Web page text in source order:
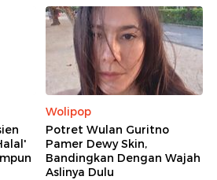
Wolipop
Potret Wulan Guritno
Pamer Dewy Skin,
Bandingkan Dengan Wajah
Aslinya Dulu